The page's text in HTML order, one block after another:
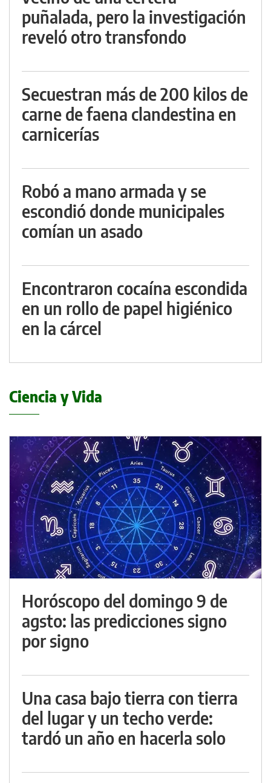
puñalada, pero la investigación
reveló otro transfondo
Secuestran más de 200 kilos de
carne de faena clandestina en
carnicerías
Robó a mano armada y se
escondió donde municipales
comían un asado
Encontraron cocaína escondida
en un rollo de papel higiénico
en la cárcel
Ciencia y Vida
Horóscopo del domingo 9 de
agsto: las predicciones signo
por signo
Una casa bajo tierra con tierra
del lugar y un techo verde:
tardó un año en hacerla solo